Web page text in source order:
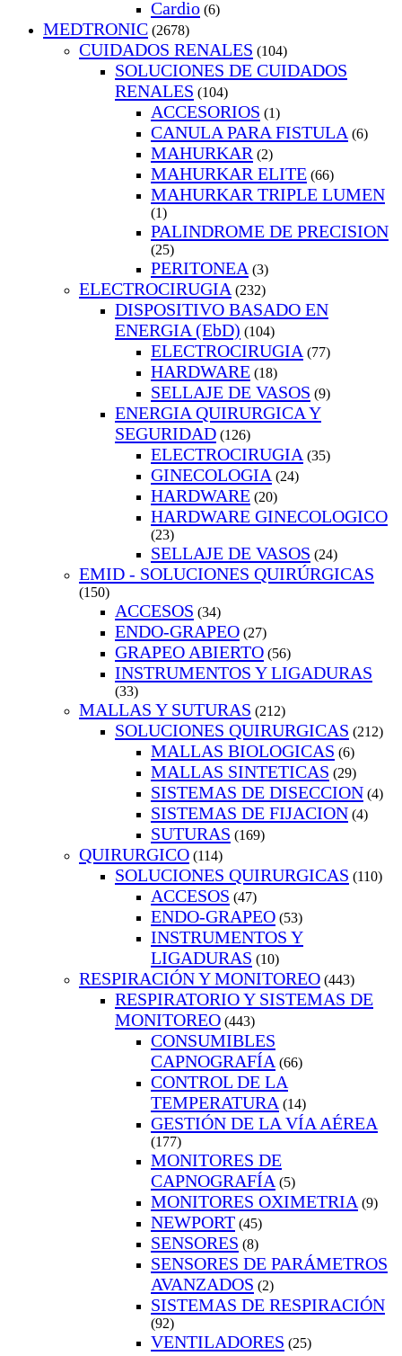
Cardio (6)
MEDTRONIC (2678)
CUIDADOS RENALES (104)
SOLUCIONES DE CUIDADOS
RENALES (104)
ACCESORIOS (1)
CANULA PARA FISTULA (6)
MAHURKAR (2)
MAHURKAR ELITE (66)
MAHURKAR TRIPLE LUMEN
(1)
PALINDROME DE PRECISION
(25)
PERITONEA (3)
ELECTROCIRUGIA (232)
DISPOSITIVO BASADO EN
ENERGIA (EbD) (104)
ELECTROCIRUGIA (77)
HARDWARE (18)
SELLAJE DE VASOS (9)
ENERGIA QUIRURGICA Y
SEGURIDAD (126)
ELECTROCIRUGIA (35)
GINECOLOGIA (24)
HARDWARE (20)
HARDWARE GINECOLOGICO
(23)
SELLAJE DE VASOS (24)
EMID - SOLUCIONES QUIRÚRGICAS
(150)
ACCESOS (34)
ENDO-GRAPEO (27)
GRAPEO ABIERTO (56)
INSTRUMENTOS Y LIGADURAS
(33)
MALLAS Y SUTURAS (212)
SOLUCIONES QUIRURGICAS (212)
MALLAS BIOLOGICAS (6)
MALLAS SINTETICAS (29)
SISTEMAS DE DISECCION (4)
SISTEMAS DE FIJACION (4)
SUTURAS (169)
QUIRURGICO (114)
SOLUCIONES QUIRURGICAS (110)
ACCESOS (47)
ENDO-GRAPEO (53)
INSTRUMENTOS Y
LIGADURAS (10)
RESPIRACIÓN Y MONITOREO (443)
RESPIRATORIO Y SISTEMAS DE
MONITOREO (443)
CONSUMIBLES
CAPNOGRAFÍA (66)
CONTROL DE LA
TEMPERATURA (14)
GESTIÓN DE LA VÍA AÉREA
(177)
MONITORES DE
CAPNOGRAFÍA (5)
MONITORES OXIMETRIA (9)
NEWPORT (45)
SENSORES (8)
SENSORES DE PARÁMETROS
AVANZADOS (2)
SISTEMAS DE RESPIRACIÓN
(92)
VENTILADORES (25)